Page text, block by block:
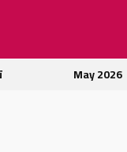
May 2026